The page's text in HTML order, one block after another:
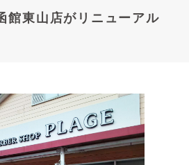
館東山店がリニューアル